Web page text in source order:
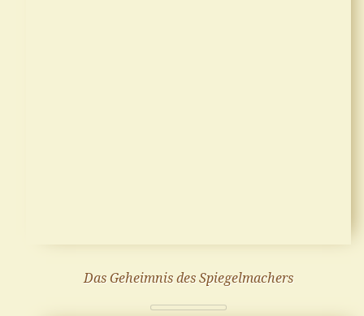
Das Geheimnis des Spiegelmachers